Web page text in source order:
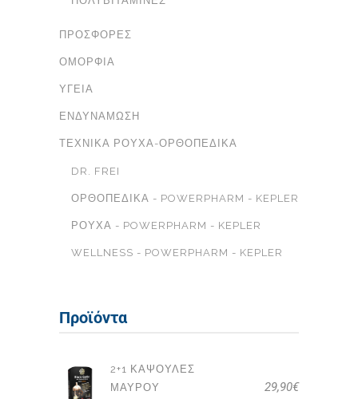
ΠΡΟΣΦΟΡΈΣ
ΟΜΟΡΦΙΆ
ΥΓΕΊΑ
ΕΝΔΥΝΆΜΩΣΗ
ΤΕΧΝΙΚΆ ΡΟΎΧΑ-ΟΡΘΟΠΕΔΙΚΆ
DR. FREI
ΟΡΘΟΠΕΔΙΚΆ - POWERPHARM - KEPLER
ΡΟΎΧΑ - POWERPHARM - KEPLER
WELLNESS - POWERPHARM - KEPLER
Προϊόντα
2+1 ΚΆΨΟΥΛΕΣ
ΜΑΎΡΟΥ
29,90€